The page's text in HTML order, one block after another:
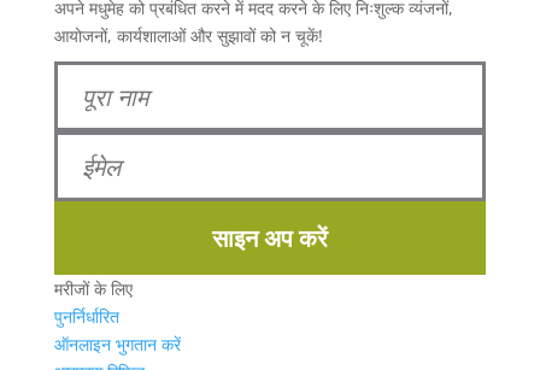
अपने मधुमेह को प्रबंधित करने में मदद करने के लिए निःशुल्क व्यंजनों,
आयोजनों, कार्यशालाओं और सुझावों को न चूकें!
साइन अप करें
मरीजों के लिए
पुनर्निर्धारित
ऑनलाइन भुगतान करें